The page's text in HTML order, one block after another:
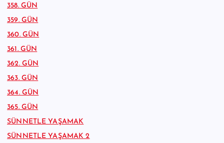
358. GÜN
359. GÜN
360. GÜN
361. GÜN
362. GÜN
363. GÜN
364. GÜN
365. GÜN
SÜNNETLE YAŞAMAK
SÜNNETLE YAŞAMAK 2